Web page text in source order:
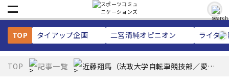
TOP タイアップ企画 二宮清純オピニオン ライタ
TOP 記事一覧 近藤翔馬（法政大学自転車競技部／愛媛